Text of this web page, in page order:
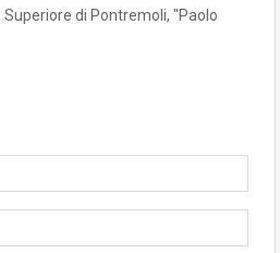
di Pontremoli, "Paolo